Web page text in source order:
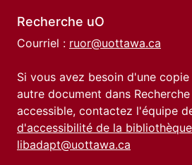
Recherche uO
Courriel : ruor@uottawa.ca
Si vous avez besoin d'une
autre document dans
accessible, contactez l'équipe
d'accessibilité de la bibliothèque
libadapt@uottawa.ca